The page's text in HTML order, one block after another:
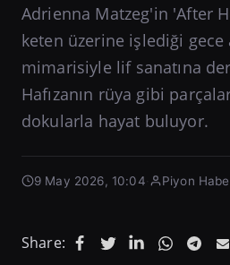
Adrienna Matzeg'in 'After
keten üzerine işlediği gece
mimarisiyle lif sanatına
Hafızanın rüya gibi
dokularla hayat buluyor.
9 May 2026, 10:04 Piyon
Share: